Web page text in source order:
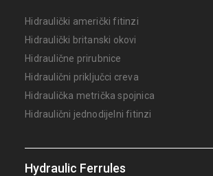
Hidraulički američki fitinzi
Hidraulički britanski okovi
Hidraulične prirubnice
Hidraulični priključci creva
Hidraulička metrička spojnica
Hidraulični jednodijelni fitinzi
Hydraulic Ferrules